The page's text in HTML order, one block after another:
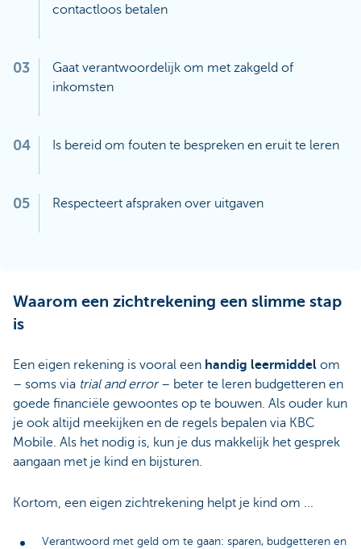
contactloos betalen
03
Gaat verantwoordelijk om met zakgeld of
inkomsten
04 Is bereid om fouten te bespreken en eruit te leren
05 Respecteert afspraken over uitgaven
Waarom een zichtrekening een slimme stap
is
Een eigen rekening is vooral een handig leermiddel om
– soms via trial and error– beter te leren budgetteren en
goede financiële gewoontes op te bouwen. Als ouder kun
je ook altijd meekijken en de regels bepalen via KBC
Mobile. Als het nodig is, kun je dus makkelijk het gesprek
aangaan met je kind en bijsturen.
Kortom, een eigen zichtrekening helpt je kind om ...
Verantwoord met geld om te gaan: sparen, budgetteren en